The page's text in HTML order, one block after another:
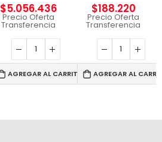
$5.056.436
Precio Oferta
Transferencia
AGREGAR AL CARRITO
$188.220
Precio Oferta
Transferencia
AGREGAR AL